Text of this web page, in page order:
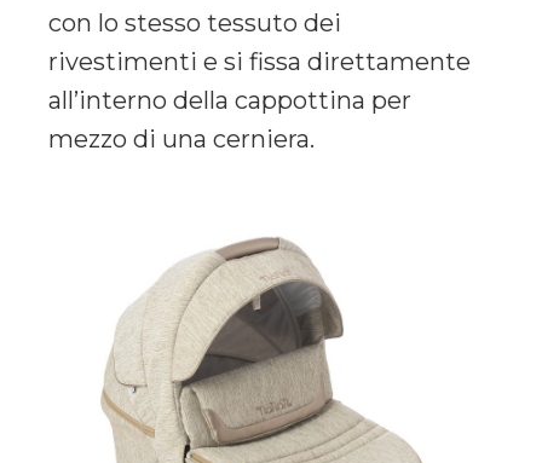
con lo stesso tessuto dei
rivestimenti e si fissa direttamente
all’interno della cappottina per
mezzo di una cerniera.